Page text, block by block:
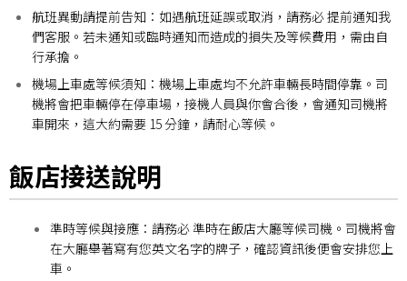
航班異動請提前告知： 如遇航班延誤或取消，請務必 提前通知我
們客服。若未通知或臨時通知而造成的損失及等候費用，需由自
行承擔。
機場上車處等候須知： 機場上車處均不允許車輛長時間停靠。司
機將會把車輛停在停車場，接機人員與你會合後，會通知司機將
車開來，這大約需要 15 分鐘，請耐心等候。
飯店接送說明
準時等候與接應： 請務必 準時在飯店大廳等候司機。司機將會
在大廳舉著寫有您英文名字的牌子，確認資訊後便會安排您上
車。